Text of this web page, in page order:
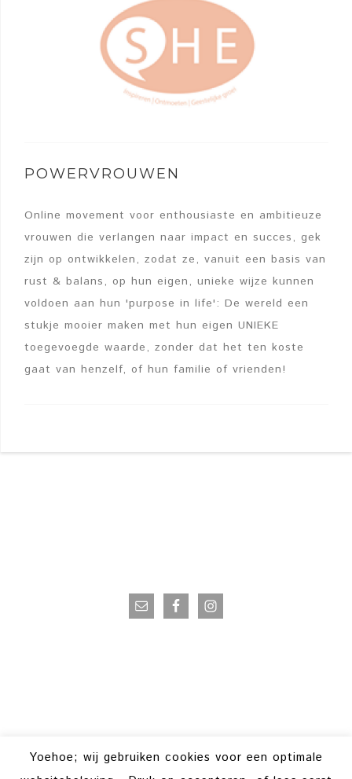
POWERVROUWEN
Online movement voor enthousiaste en ambitieuze
vrouwen die verlangen naar impact en succes, gek
zijn op ontwikkelen, zodat ze, vanuit een basis van
rust & balans, op hun eigen, unieke wijze kunnen
voldoen aan hun 'purpose in life': De wereld een
stukje mooier maken met hun eigen UNIEKE
toegevoegde waarde, zonder dat het ten koste
gaat van henzelf, of hun familie of vrienden!
VOLG OP INSTAGRAM
Yoehoe; wij gebruiken cookies voor een optimale